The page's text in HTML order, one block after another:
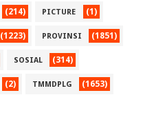
(214) PICTURE (1)
(1223) PROVINSI (1851)
SOSIAL (314)
(2) TMMDPLG (1653)